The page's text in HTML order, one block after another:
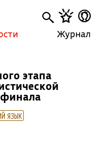
Журнал
этапа
язык